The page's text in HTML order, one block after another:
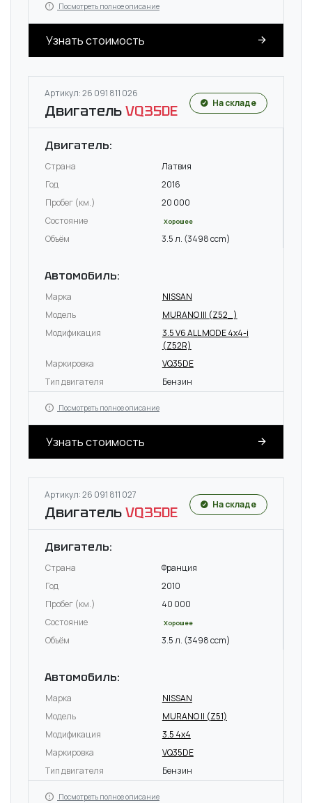
Посмотреть полное описание
Узнать стоимость
Артикул: 26 091 811 026
ДвигательVQ35DE На складе
Двигатель:
Страна
Латвия
Год
2016
Пробег (км.)
20 000
Состояние
Хорошее
Объём 3.5 л. (3498 ccm)
Автомобиль:
Марка
NISSAN
Модель
MURANO III (Z52_)
Модификация
3.5 V6 ALL MODE 4x4-i
(Z52R)
Маркировка
VQ35DE
Тип двигателя
Бензин
Посмотреть полное описание
Узнать стоимость
Артикул: 26 091 811 027
ДвигательVQ35DE На складе
Двигатель:
Страна
Франция
Год
2010
Пробег (км.)
40 000
Состояние
Хорошее
Объём 3.5 л. (3498 ccm)
Автомобиль:
Марка
NISSAN
Модель
MURANO II (Z51)
Модификация
3.5 4x4
Маркировка
VQ35DE
Тип двигателя
Бензин
Посмотреть полное описание